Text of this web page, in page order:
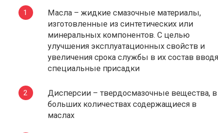
Масла – жидкие смазочные материалы,
изготовленные из синтетических или
минеральных компонентов. С целью
улучшения эксплуатационных свойств и
увеличения срока службы в их состав
специальные присадки
Дисперсии – твердосмазочные вещества, в
больших количествах содержащиеся в
маслах